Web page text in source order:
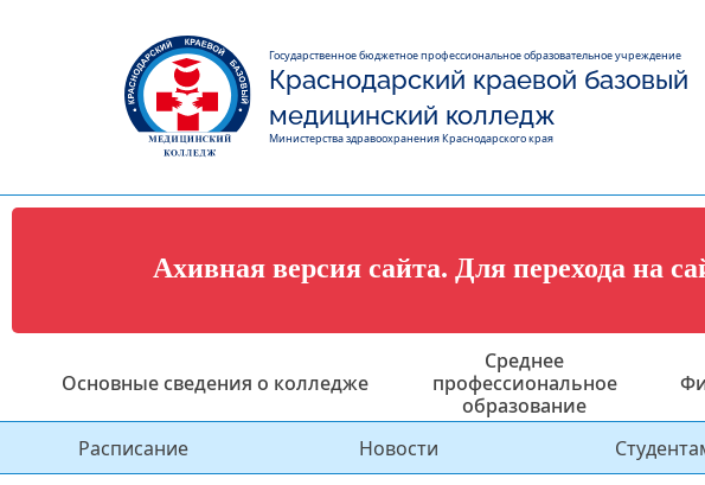
Государственное бюджетное профессиональное образовательное учреждение
Краснодарский краевой базовый
медицинский колледж
Министерства здравоохранения Краснодарского края
Ахивная версия сайта. Для перехода на
Основные сведения о колледже
Среднее
профессиональное
образование
Расписание Новости